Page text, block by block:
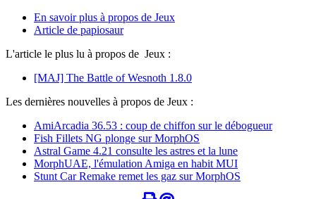
En savoir plus à propos de Jeux
Article de papiosaur
L'article le plus lu à propos de Jeux :
[MAJ] The Battle of Wesnoth 1.8.0
Les dernières nouvelles à propos de Jeux :
AmiArcadia 36.53 : coup de chiffon sur le débogueur
Fish Fillets NG plonge sur MorphOS
Astral Game 4.21 consulte les astres et la lune
MorphUAE, l'émulation Amiga en habit MUI
Stunt Car Remake remet les gaz sur MorphOS